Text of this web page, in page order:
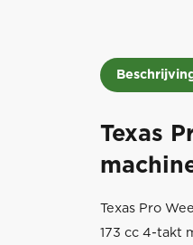
Texas
Texas Pro
173 cc 4-takt